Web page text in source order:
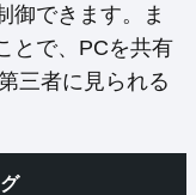
御できます。ま
とで、PCを共有
三者に見られる